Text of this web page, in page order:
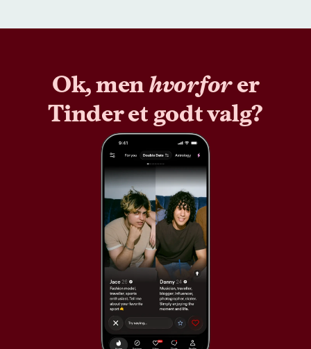
Ok, menhvorforer
Tinder et godt valg?